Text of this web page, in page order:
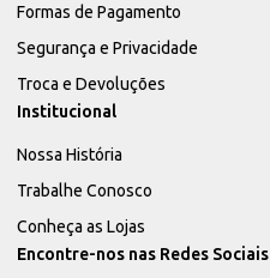
Formas de Pagamento
Segurança e Privacidade
Troca e Devoluções
Institucional
Nossa História
Trabalhe Conosco
Conheça as Lojas
Encontre-nos nas Redes Sociais